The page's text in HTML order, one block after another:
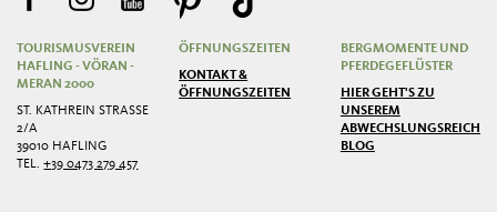
TOURISMUSVEREIN
HAFLING - VÖRAN -
MERAN 2000
ST. KATHREIN STRASSE 2
/A
39010 HAFLING
TEL.+39 0473 279 457
ÖFFNUNGSZEITEN
KONTAKT &
ÖFFNUNGSZEITEN
BERGMOMENTE UND
PFERDEGEFLÜSTER
HIER GEHT'S ZU
UNSEREM
ABWECHSLUNGSREICHEN
BLOG